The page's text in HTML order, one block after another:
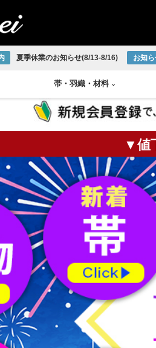
夏季休業のお知らせ(8/13-8/16) お知
紬着物
大正ロマン着物
帯 ・ 羽織 ・ 材料
帯 アンティーク袋帯
屋帯 アンティーク丸帯
幅帯 新品/リサイクル袋帯
古屋帯 新品/リサイクル丸帯
帯揚げ
伊達締め
下駄
足袋
扇子
火入
莨盆
花台
皆具
風炉
炉縁
棚
水指
薄茶器
杓
縁高
建水
蓋置
炭道具
敷板
掛軸
中国画
天然石/パワーストーン
宮古上布
結城紬
ひげ紬
80/100亀甲
友禅(手描き／金彩)
すくい織
▼値